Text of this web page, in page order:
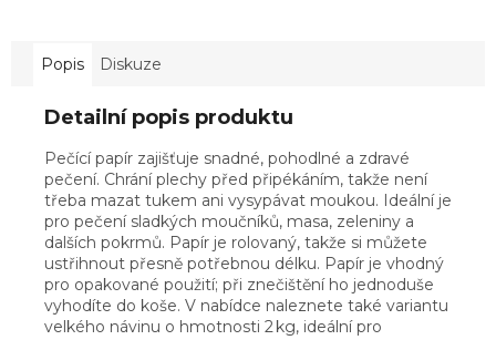
Popis Diskuze
Detailní popis produktu
Pečící papír zajišťuje snadné, pohodlné a zdravé
pečení. Chrání plechy před připékáním, takže není
třeba mazat tukem ani vysypávat moukou. Ideální je
pro pečení sladkých moučníků, masa, zeleniny a
dalších pokrmů. Papír je rolovaný, takže si můžete
ustřihnout přesně potřebnou délku. Papír je vhodný
pro opakované použití; při znečištění ho jednoduše
vyhodíte do koše. V nabídce naleznete také variantu
velkého návinu o hmotnosti 2 kg, ideální pro